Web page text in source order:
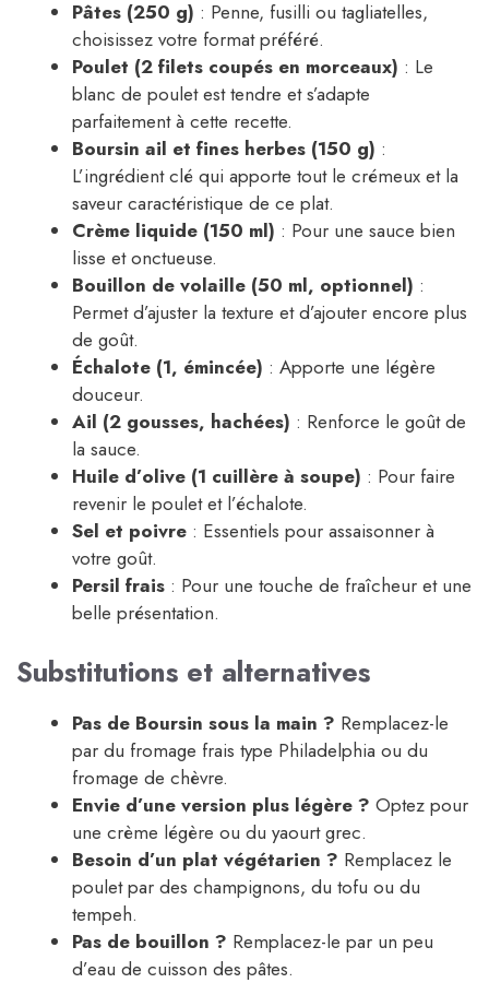
Pâtes (250 g) : Penne, fusilli ou tagliatelles,
choisissez votre format préféré.
Poulet (2 filets coupés en morceaux) : Le
blanc de poulet est tendre et s’adapte
parfaitement à cette recette.
Boursin ail et fines herbes (150 g) :
L’ingrédient clé qui apporte tout le crémeux et la
saveur caractéristique de ce plat.
Crème liquide (150 ml) : Pour une sauce bien
lisse et onctueuse.
Bouillon de volaille (50 ml, optionnel) :
Permet d’ajuster la texture et d’ajouter encore plus
de goût.
Échalote (1, émincée) : Apporte une légère
douceur.
Ail (2 gousses, hachées) : Renforce le goût de
la sauce.
Huile d’olive (1 cuillère à soupe) : Pour faire
revenir le poulet et l’échalote.
Sel et poivre : Essentiels pour assaisonner à
votre goût.
Persil frais : Pour une touche de fraîcheur et une
belle présentation.
Substitutions et alternatives
Pas de Boursin sous la main ? Remplacez-le
par du fromage frais type Philadelphia ou du
fromage de chèvre.
Envie d’une version plus légère ? Optez pour
une crème légère ou du yaourt grec.
Besoin d’un plat végétarien ? Remplacez le
poulet par des champignons, du tofu ou du
tempeh.
Pas de bouillon ? Remplacez-le par un peu
d’eau de cuisson des pâtes.